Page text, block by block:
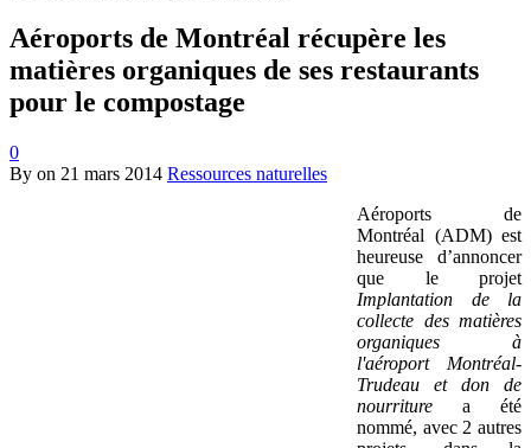
Aéroports de Montréal récupère les
matières organiques de ses restaurants
pour le compostage
0
By on 21 mars 2014 Ressources naturelles
Aéroports de
Montréal (ADM) est
heureuse d’annoncer
que le projet
Implantation de la
collecte des matières
organiques à
l'aéroport Montréal-
Trudeau et don de
nourriture a été
nommé, avec 2 autres